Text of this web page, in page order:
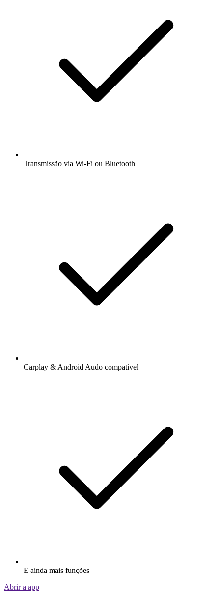
Transmissão via Wi-Fi ou Bluetooth
Carplay & Android Audo compatìvel
E ainda mais funções
Abrir a app